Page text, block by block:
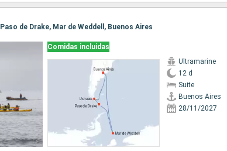
de Drake, Mar de Weddell, Buenos Aires
Comidas incluidas
Ultramarine
12 d
Suite
Buenos Aires
28/11/2027